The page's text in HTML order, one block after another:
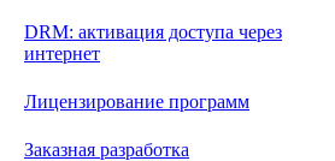
DRM: активация доступа через
интернет
Лицензирование программ
Заказная разработка